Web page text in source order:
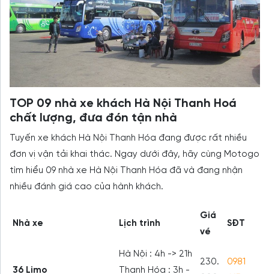
TOP 09 nhà xe khách Hà Nội Thanh Hoá
chất lượng, đưa đón tận nhà
Tuyến xe khách Hà Nội Thanh Hóa đang được rất nhiều
đơn vị vận tải khai thác. Ngay dưới đây, hãy cùng Motogo
tìm hiểu 09 nhà xe Hà Nội Thanh Hóa đã và đang nhận
nhiều đánh giá cao của hành khách.
Nhà xe Lịch trình
Giá
vé
SĐT
36 Limo
Hà Nội : 4h -> 21h
Thanh Hóa : 3h -
230.
0981